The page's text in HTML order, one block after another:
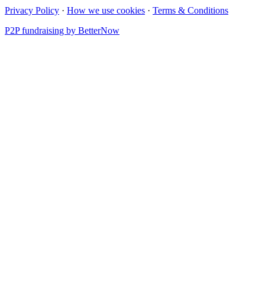
Privacy Policy · How we use cookies · Terms & Conditions
P2P fundraising by BetterNow